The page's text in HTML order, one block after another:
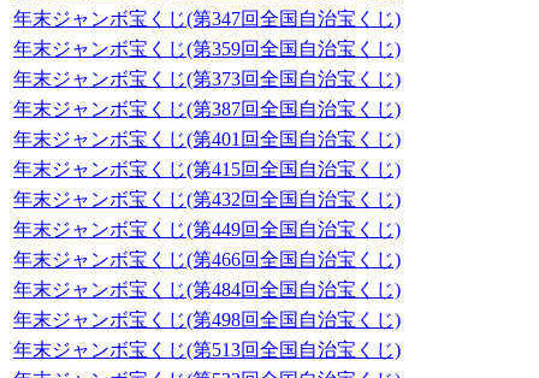
年末ジャンボ宝くじ(第347回全国自治宝くじ)
年末ジャンボ宝くじ(第359回全国自治宝くじ)
年末ジャンボ宝くじ(第373回全国自治宝くじ)
年末ジャンボ宝くじ(第387回全国自治宝くじ)
年末ジャンボ宝くじ(第401回全国自治宝くじ)
年末ジャンボ宝くじ(第415回全国自治宝くじ)
年末ジャンボ宝くじ(第432回全国自治宝くじ)
年末ジャンボ宝くじ(第449回全国自治宝くじ)
年末ジャンボ宝くじ(第466回全国自治宝くじ)
年末ジャンボ宝くじ(第484回全国自治宝くじ)
年末ジャンボ宝くじ(第498回全国自治宝くじ)
年末ジャンボ宝くじ(第513回全国自治宝くじ)